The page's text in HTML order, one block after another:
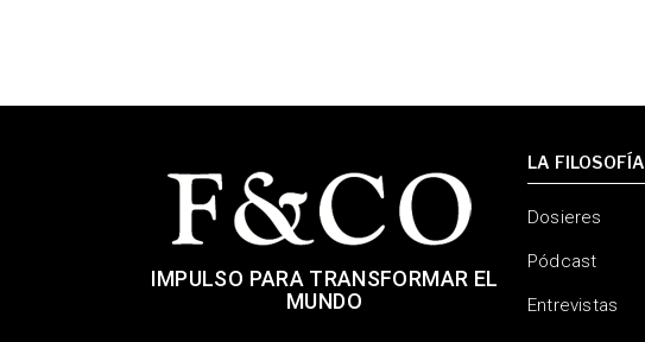
IMPULSO PARA TRANSFORMAR EL
MUNDO
LA FILOSOFÍA
Dosieres
Pódcast
Entrevistas